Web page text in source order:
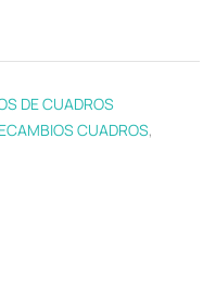
DE CUADROS
CUADROS,